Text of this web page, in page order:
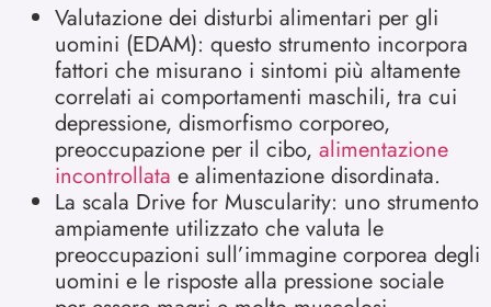
Valutazione dei disturbi alimentari per gli
uomini (EDAM): questo strumento incorpora
fattori che misurano i sintomi più altamente
correlati ai comportamenti maschili, tra cui
depressione, dismorfismo corporeo,
preoccupazione per il cibo, alimentazione
incontrollata e alimentazione disordinata.
La scala Drive for Muscularity: uno strumento
ampiamente utilizzato che valuta le
preoccupazioni sull’immagine corporea degli
uomini e le risposte alla pressione sociale